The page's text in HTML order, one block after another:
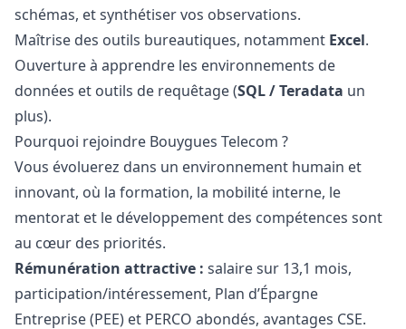
schémas, et synthétiser vos observations.
Maîtrise des outils bureautiques, notamment Excel.
Ouverture à apprendre les environnements de
données et outils de requêtage (SQL / Teradata un
plus).
Pourquoi rejoindre Bouygues Telecom ?
Vous évoluerez dans un environnement humain et
innovant, où la formation, la mobilité interne, le
mentorat et le développement des compétences sont
au cœur des priorités.
Rémunération attractive : salaire sur 13,1 mois,
participation/intéressement, Plan d’Épargne
Entreprise (PEE) et PERCO abondés, avantages CSE.